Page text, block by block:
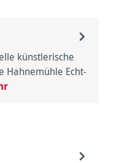
künstlerische
Hahnemühle Echt-